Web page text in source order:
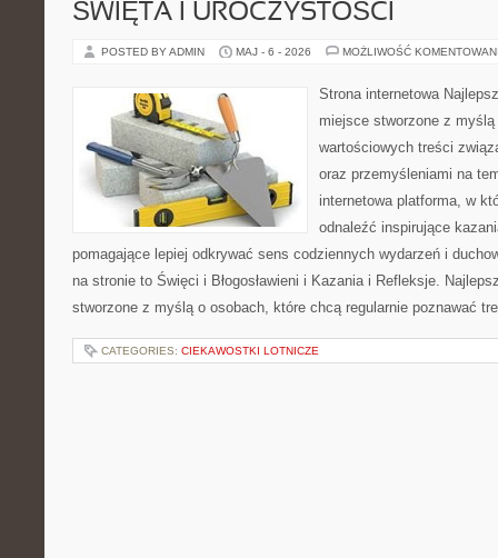
ŚWIĘTA I UROCZYSTOŚCI
POSTED BY ADMIN MAJ - 6 - 2026 MOŻLIWOŚĆ
Strona internetowa
miejsce stworzone z
wartościowych treści
oraz przemyśleniami na
internetowa platforma, w
odnaleźć inspirujące
pomagające lepiej odkrywać sens codziennych wydarzeń i
na stronie to Święci i Błogosławieni i Kazania i Refleksje.
stworzone z myślą o osobach, które chcą regularnie poznawać
CATEGORIES: CIEKAWOSTKI LOTNICZE